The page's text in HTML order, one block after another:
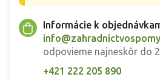
Informácie k
odpovieme najneskôr do
+421 222 205 890